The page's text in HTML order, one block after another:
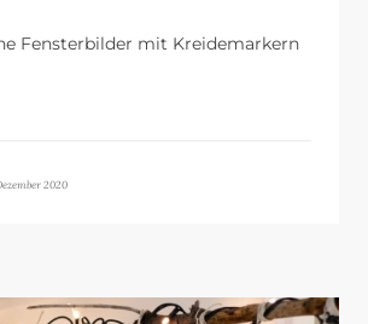
Fensterbilder mit Kreidemarkern
2020